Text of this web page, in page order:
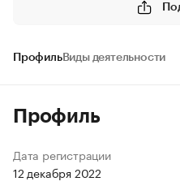
ПрофильВиды деятельности
Профиль
Дата регистрации
12 декабря 2022